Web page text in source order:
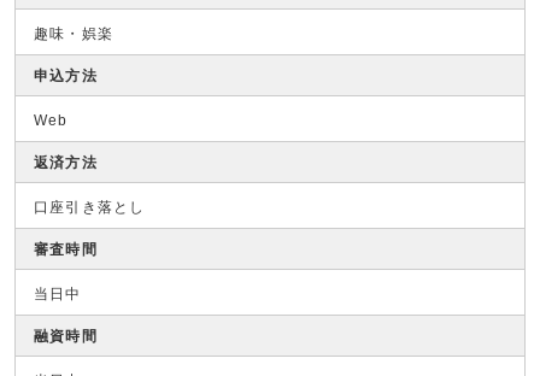
趣味・娯楽
申込方法
Web
返済方法
口座引き落とし
審査時間
当日中
融資時間